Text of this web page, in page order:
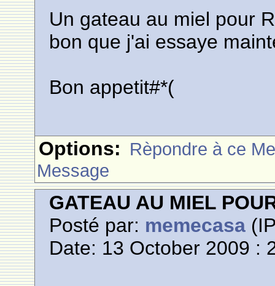
Un gateau au miel pour
bon que j'ai essaye
Bon appetit#*(
Options: Rèpondre à ce
Message
GATEAU AU MIEL
Posté par: memecasa
Date: 13 October 2009 :